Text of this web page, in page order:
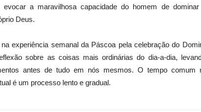
a maravilhosa capacidade do homem de
Deus.
semanal da Páscoa pela celebração do
sobre as coisas mais ordinárias do dia-a-dia,
antes de tudo em nós mesmos. O tempo comum
é um processo lento e gradual.